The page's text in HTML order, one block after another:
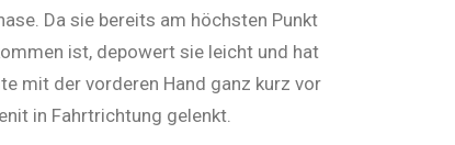
Da sie bereits am höchsten Punkt
ist, depowert sie leicht und hat
mit der vorderen Hand ganz kurz vor
in Fahrtrichtung gelenkt.